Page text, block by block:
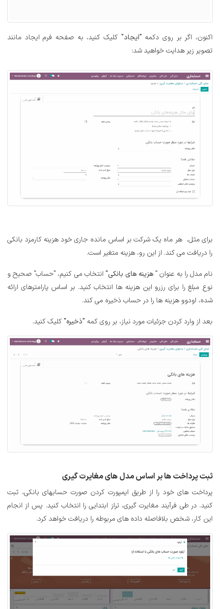
اکنون، اگر بر روی دکمه "ایجاد" کلیک کنید، به صفحه فرم ایجاد مانند
تصویر زیر هدایت خواهید شد:
برای مثل، هر ماه یک شرکت بر اساس مانده جاری خود هزینه کارمزد بانکی
را دریافت می کند. از این رو، هزینه متغیر است.
نام مدل را به عنوان " هزینه های بانکی" انتخاب می کنیم، "حساب" صحیح و
نوع مبلغ را برای رزرو این هزینه ها انتخاب کنید. بر اساس پارامترهای ارائه
شده، اودوو هزینه ها را در حساب ذخیره می کند.
بعد از وارد کردن جزئیات مورد نیاز، بر روی کمه "ذخیره"کلیک کنید.
ثبتپرداخت ها بر اساس مدل های مغایرت گیری
پرداخت های خود را از طریق ایمپورت کردن صورت حسابهای بانکی، ثبت
کنید. در طی فرآیند مغایرت گیری، تراز ابتدایی را انتخاب کنید. پس از انجام
این کار، شخص بلافاصله داده های مربوطه را دریافت خواهد کرد.